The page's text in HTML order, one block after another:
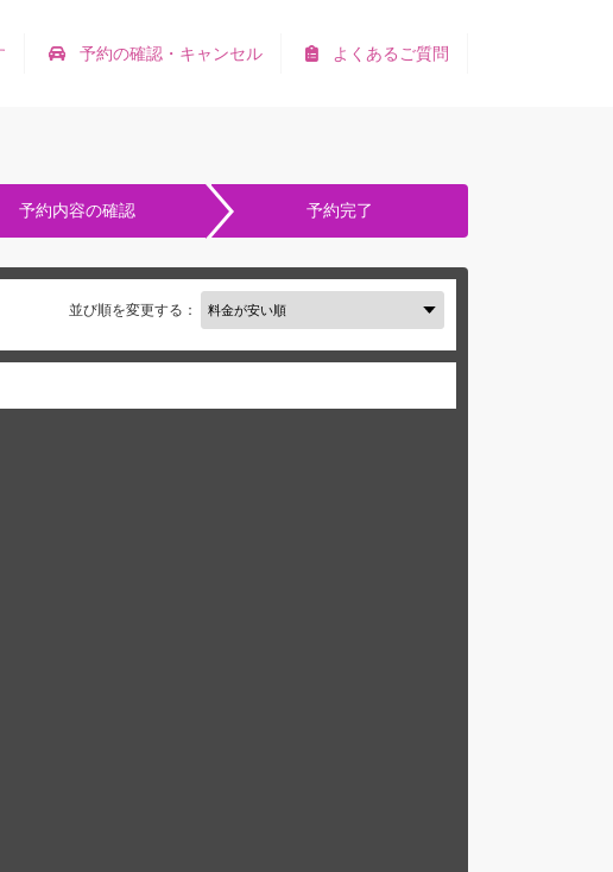
よくあるご質問
予約の確認・キャンセル
予約内容の確認 予約完了
並び順を変更する：